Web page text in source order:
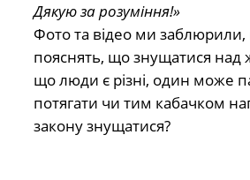
Дякую за розуміння!»
Фото та відео ми
пояснять, що знущатися
що люди є різні, один може
потягати чи тим кабачком
закону знущатися?